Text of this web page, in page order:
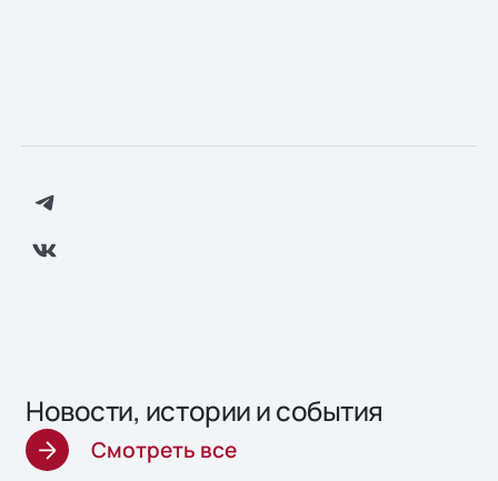
Новости, истории и события
Смотреть все